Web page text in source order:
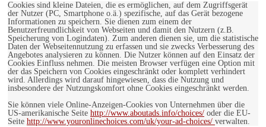
Cookies sind kleine Dateien, die es ermöglichen, auf dem Zugriffsgerät
der Nutzer (PC, Smartphone o.ä.) spezifische, auf das Gerät bezogene
Informationen zu speichern. Sie dienen zum einem der
Benutzerfreundlichkeit von Webseiten und damit den Nutzern (z.B.
Speicherung von Logindaten). Zum anderen dienen sie, um die statistische
Daten der Webseitennutzung zu erfassen und sie zwecks Verbesserung des
Angebotes analysieren zu können. Die Nutzer können auf den Einsatz der
Cookies Einfluss nehmen. Die meisten Browser verfügen eine Option mit
der das Speichern von Cookies eingeschränkt oder komplett verhindert
wird. Allerdings wird darauf hingewiesen, dass die Nutzung und
insbesondere der Nutzungskomfort ohne Cookies eingeschränkt werden.
Sie können viele Online-Anzeigen-Cookies von Unternehmen über die
US-amerikanische Seite http://www.aboutads.info/choices/ oder die EU-
Seite http://www.youronlinechoices.com/uk/your-ad-choices/ verwalten.